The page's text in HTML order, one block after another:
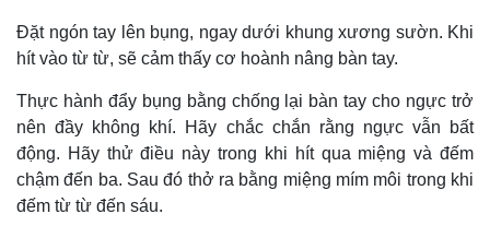
Đặt ngón tay lên bụng, ngay dưới khung xương sườn. Khi
hít vào từ từ, sẽ cảm thấy cơ hoành nâng bàn tay.
Thực hành đẩy bụng bằng chống lại bàn tay cho ngực trở
nên đầy không khí. Hãy chắc chắn rằng ngực vẫn bất
động. Hãy thử điều này trong khi hít qua miệng và đếm
chậm đến ba. Sau đó thở ra bằng miệng mím môi trong khi
đếm từ từ đến sáu.